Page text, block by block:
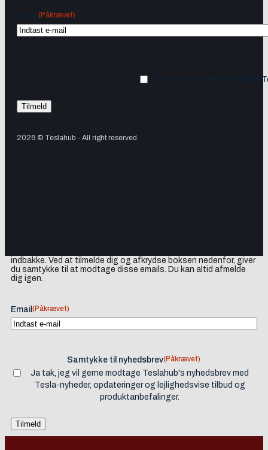
(Påkrævet)
Ja tak, jeg vil gerne modtage
2026 © Teslahub - All right reserved.
indbakke. Ved at tilmelde dig og afkrydse boksen nedenfor, giver
du samtykke til at modtage disse emails. Du kan altid afmelde
dig igen.
Email (Påkrævet)
Samtykke til nyhedsbrev(Påkrævet)
Ja tak, jeg vil gerne modtage Teslahub's nyhedsbrev med
Tesla-nyheder, opdateringer og lejlighedsvise tilbud og
produktanbefalinger.